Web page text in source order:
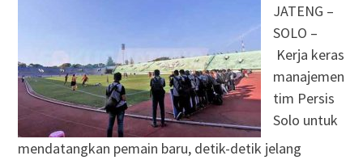
JATENG –
SOLO –
Kerja keras
manajemen
tim Persis
Solo untuk
mendatangkan pemain baru, detik-detik jelang